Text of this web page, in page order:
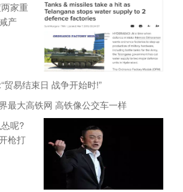
家重
产
贸易结束日 战争开始时!”
最大高铁网 高铁像公交车一样
呢?
枪打